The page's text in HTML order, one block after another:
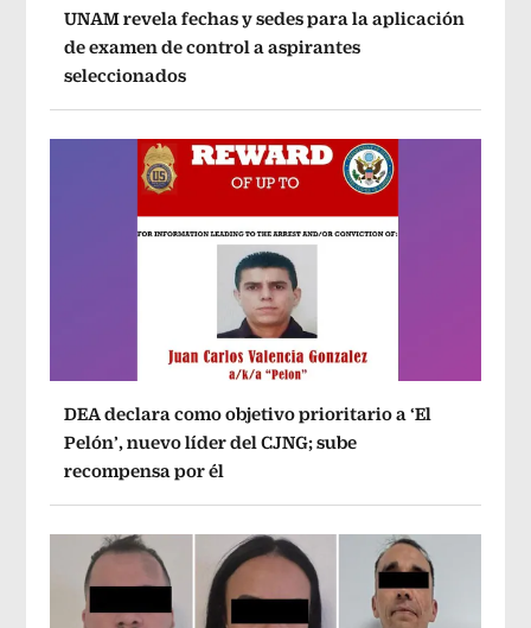
UNAM revela fechas y sedes para la aplicación
de examen de control a aspirantes
seleccionados
DEA declara como objetivo prioritario a ‘El
Pelón’, nuevo líder del CJNG; sube
recompensa por él